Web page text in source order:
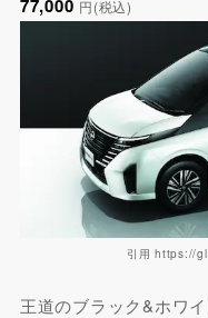
77,000 円(税込)
引用 https://
王道のブラック&ホワ